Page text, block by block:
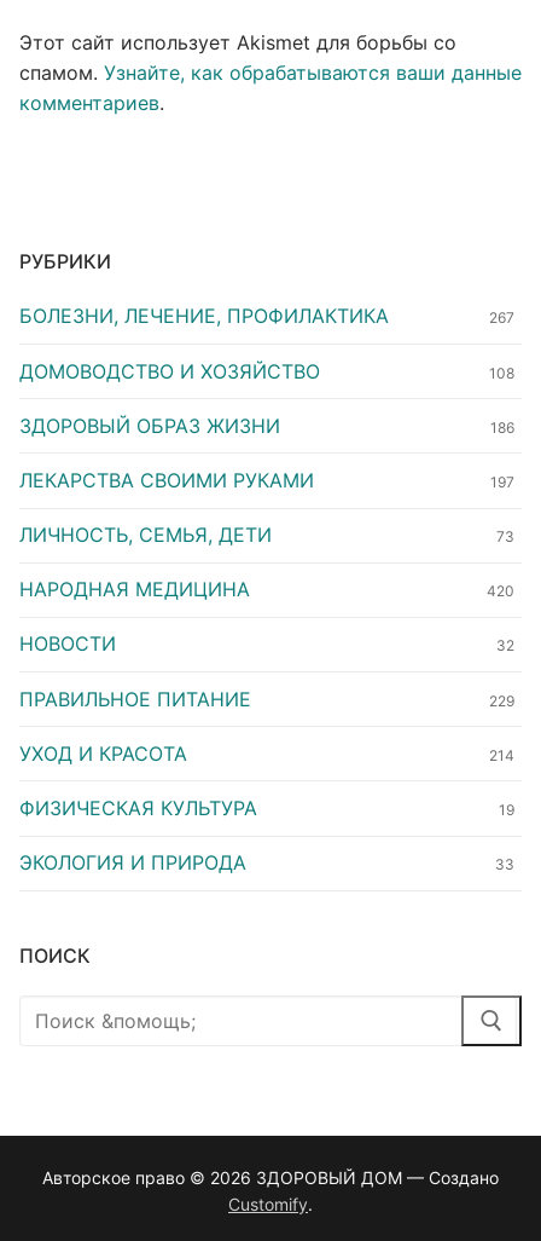
Этот сайт использует Akismet для борьбы со
спамом. Узнайте, как обрабатываются ваши данные
комментариев.
РУБРИКИ
БОЛЕЗНИ, ЛЕЧЕНИЕ, ПРОФИЛАКТИКА 267
ДОМОВОДСТВО И ХОЗЯЙСТВО 108
ЗДОРОВЫЙ ОБРАЗ ЖИЗНИ 186
ЛЕКАРСТВА СВОИМИ РУКАМИ 197
ЛИЧНОСТЬ, СЕМЬЯ, ДЕТИ 73
НАРОДНАЯ МЕДИЦИНА 420
НОВОСТИ 32
ПРАВИЛЬНОЕ ПИТАНИЕ 229
УХОД И КРАСОТА 214
ФИЗИЧЕСКАЯ КУЛЬТУРА 19
ЭКОЛОГИЯ И ПРИРОДА 33
ПОИСК
Найти:
Авторское право © 2026 ЗДОРОВЫЙ ДОМ — Создано
Customify.